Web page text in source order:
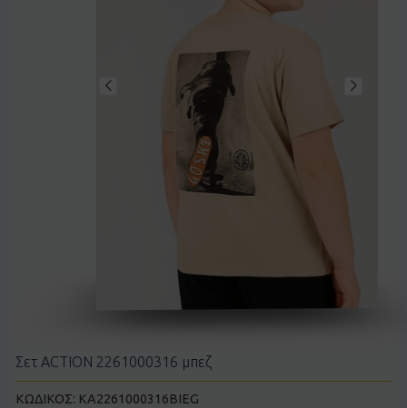
Σετ ACTION 2261000316 μπεζ
ΚΩΔΙΚΟΣ: KA2261000316BIEG